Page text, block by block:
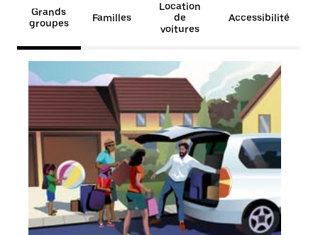
Grands
groupes
Familles
Location
de
voitures
Accessibilité